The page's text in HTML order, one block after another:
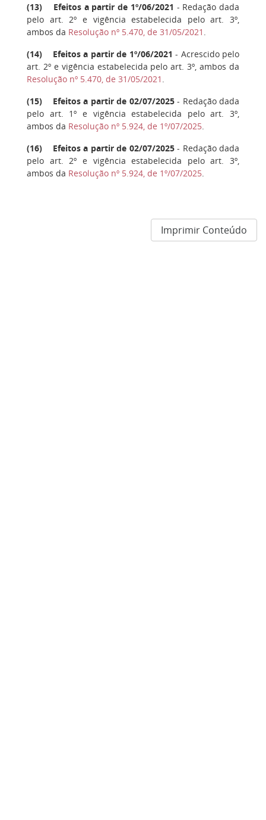
(13) Efeitos a partir de 1º/06/2021 - Redação dada
pelo art. 2º e vigência estabelecida pelo art. 3º,
ambos da Resolução nº 5.470, de 31/05/2021
(14) Efeitos a partir de 1º/06/2021 - Acrescido pelo
art. 2º e vigência estabelecida pelo art. 3º, ambos da
Resolução nº 5.470, de 31/05/2021
(15) Efeitos a partir de 02/07/2025- Redação dada
pelo art. 1º e vigência estabelecida pelo art. 3º,
ambos da Resolução nº 5.924, de 1º/07/2025
(16) Efeitos a partir de 02/07/2025- Redação dada
pelo art. 2º e vigência estabelecida pelo art. 3º,
ambos da Resolução nº 5.924, de 1º/07/2025
Imprimir Conteúdo